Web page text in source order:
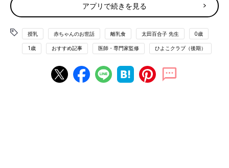
アプリで続きを見る
授乳 赤ちゃんのお世話 離乳食 太田百合子 先生 0歳
1歳 おすすめ記事 医師・専門家監修 ひよこクラブ（後期）